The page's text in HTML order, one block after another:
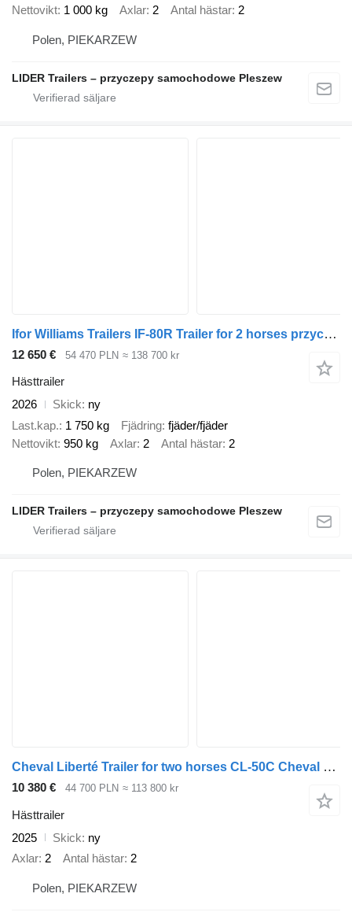
Nettovikt 1 000 kg Axlar 2 Antal hästar 2
Polen, PIEKARZEW
LIDER Trailers – przyczepy samochodowe Pleszew
Ifor Williams Trailers IF-80R Trailer for 2 horses przyczepa dla koni IFOR WILLIAMS HBX
12 650 € 54 470 PLN ≈ 138 700 kr
Hästtrailer
2026
Skick ny
Last.kap. 1 750 kg Fjädring fjäder/fjäder
Nettovikt 950 kg Axlar 2 Antal hästar 2
Polen, PIEKARZEW
LIDER Trailers – przyczepy samochodowe Pleszew
Cheval Liberté Trailer for two horses CL-50C Cheval Liberte Multimax, przyczepa
10 380 € 44 700 PLN ≈ 113 800 kr
Hästtrailer
2025
Skick ny
Axlar 2 Antal hästar 2
Polen, PIEKARZEW